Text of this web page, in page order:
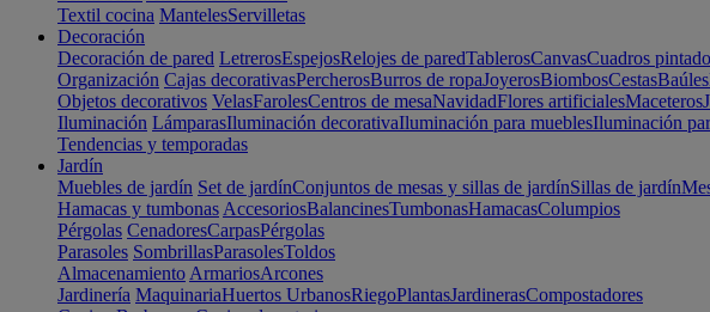
Textil cocina MantelesServilletas
Decoración
Decoración de pared LetrerosEspejosRelojes de paredTablerosCanvasCuadros
Organización Cajas decorativasPercherosBurros de ropaJoyerosBiombosCestasBaúles
Objetos decorativos VelasFarolesCentros de mesaNavidadFlores artificialesMaceteros
Iluminación LámparasIluminación decorativaIluminación para mueblesIluminación
Tendencias y temporadas
Jardín
Muebles de jardín Set de jardínConjuntos de mesas y sillas de jardínSillas de jardín
Hamacas y tumbonas AccesoriosBalancinesTumbonasHamacasColumpios
Pérgolas CenadoresCarpasPérgolas
Parasoles SombrillasParasolesToldos
Almacenamiento ArmariosArcones
Jardinería MaquinariaHuertos UrbanosRiegoPlantasJardinerasCompostadores